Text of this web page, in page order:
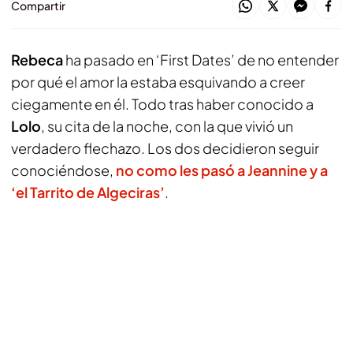
Compartir
Rebecaha pasado en ‘First Dates’ de no entender
por qué el amor la estaba esquivando a creer
ciegamente en él. Todo tras haber conocido a
Lolo, su cita de la noche, con la que vivió un
verdadero flechazo. Los dos decidieron seguir
conociéndose, no como les pasó a Jeannine y a
‘el Tarrito de Algeciras’.